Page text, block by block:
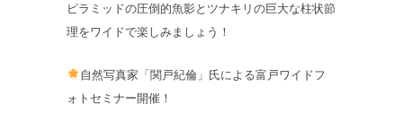
ピラミッドの圧倒的魚影とツナキリの巨大な柱状節
理をワイドで楽しみましょう！
自然写真家「関戸紀倫」氏による富戸ワイドフ
ォトセミナー開催！